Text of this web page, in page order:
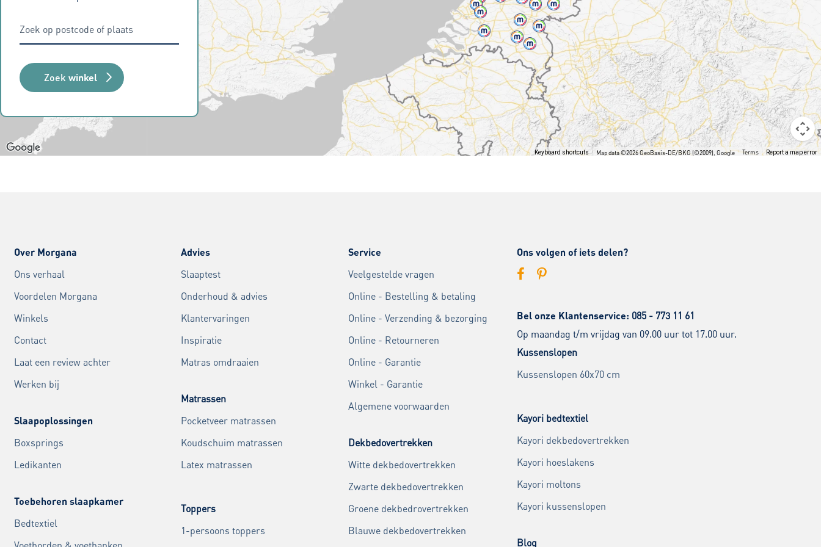
Zoek winkel
Keyboard shortcuts Map data ©2026 GeoBasis-DE/BKG (©2009), Google Terms Report a map error
Over Morgana
Ons verhaal
Voordelen Morgana
Winkels
Contact
Laat een review achter
Werken bij
Slaapoplossingen
Boxsprings
Ledikanten
Toebehoren slaapkamer
Bedtextiel
Advies
Slaaptest
Onderhoud & advies
Klantervaringen
Inspiratie
Matras omdraaien
Matrassen
Pocketveer matrassen
Koudschuim matrassen
Latex matrassen
Toppers
1-persoons toppers
Service
Veelgestelde vragen
Online - Bestelling & betaling
Online - Verzending & bezorging
Online - Retourneren
Online - Garantie
Winkel - Garantie
Algemene voorwaarden
Dekbedovertrekken
Witte dekbedovertrekken
Zwarte dekbedovertrekken
Groene dekbedrovertrekken
Blauwe dekbedovertrekken
Ons volgen of iets delen?
Bel onze Klantenservice: 085 - 773 11 61
Op maandag t/m vrijdag van 09.00 uur tot 17.00 uur.
Kussenslopen
Kussenslopen 60x70 cm
Kayori bedtextiel
Kayori dekbedovertrekken
Kayori hoeslakens
Kayori moltons
Kayori kussenslopen
Blog